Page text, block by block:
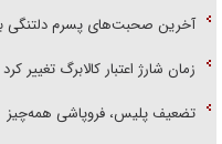
آخرین صحبت‌های پسرم دلتنگی
زمان شارژ اعتبار کالابرگ تغییر کرد
تضعیف پلیس، فروپاشی همه‌چیز